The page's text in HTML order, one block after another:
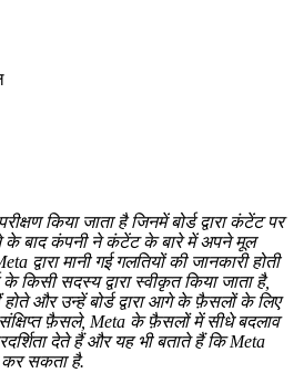
किया जाता है जिनमें बोर्ड द्वारा कंटेंट पर
के बाद कंपनी ने कंटेंट के बारे में अपने मूल
मानी गई गलतियों की जानकारी होती
के किसी सदस्य द्वारा स्वीकृत किया जाता है,
और उन्हें बोर्ड द्वारा आगे के फ़ैसलों के लिए
फ़ैसले, Meta के फ़ैसलों में सीधे बदलाव
देते हैं और यह भी बताते हैं कि Meta
कर सकता है.